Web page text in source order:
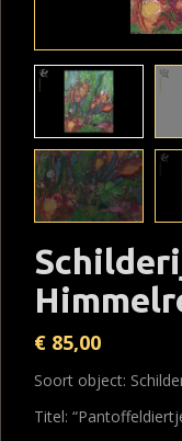
€ 85,00
Soort object:
Titel: